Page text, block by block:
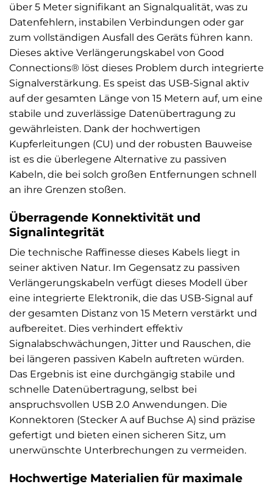
über 5 Meter signifikant an Signalqualität, was zu
Datenfehlern, instabilen Verbindungen oder gar
zum vollständigen Ausfall des Geräts führen kann.
Dieses aktive Verlängerungskabel von Good
Connections® löst dieses Problem durch integrierte
Signalverstärkung. Es speist das USB-Signal aktiv
auf der gesamten Länge von 15 Metern auf, um eine
stabile und zuverlässige Datenübertragung zu
gewährleisten. Dank der hochwertigen
Kupferleitungen (CU) und der robusten Bauweise
ist es die überlegene Alternative zu passiven
Kabeln, die bei solch großen Entfernungen schnell
an ihre Grenzen stoßen.
Überragende Konnektivität und
Signalintegrität
Die technische Raffinesse dieses Kabels liegt in
seiner aktiven Natur. Im Gegensatz zu passiven
Verlängerungskabeln verfügt dieses Modell über
eine integrierte Elektronik, die das USB-Signal auf
der gesamten Distanz von 15 Metern verstärkt und
aufbereitet. Dies verhindert effektiv
Signalabschwächungen, Jitter und Rauschen, die
bei längeren passiven Kabeln auftreten würden.
Das Ergebnis ist eine durchgängig stabile und
schnelle Datenübertragung, selbst bei
anspruchsvollen USB 2.0 Anwendungen. Die
Konnektoren (Stecker A auf Buchse A) sind präzise
gefertigt und bieten einen sicheren Sitz, um
unerwünschte Unterbrechungen zu vermeiden.
Hochwertige Materialien für maximale